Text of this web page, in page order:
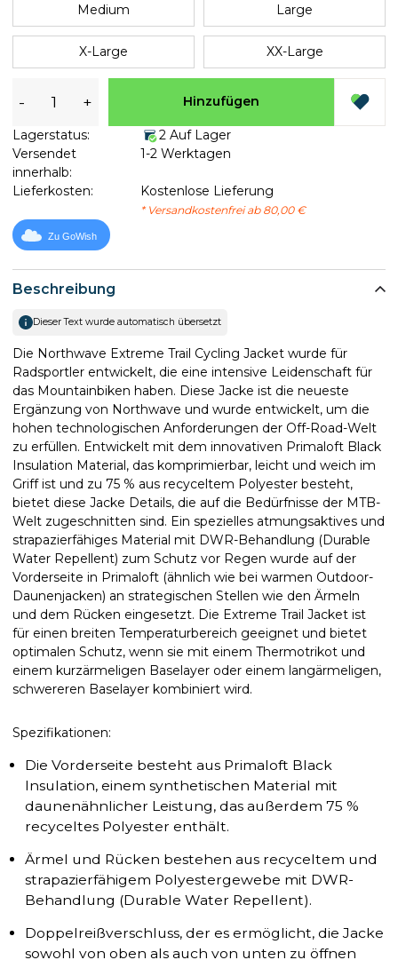
Beschreibung
Dieser Text wurde automatisch übersetzt
Die Northwave Extreme Trail Cycling Jacket wurde für
Radsportler entwickelt, die eine intensive Leidenschaft für
das Mountainbiken haben. Diese Jacke ist die neueste
Ergänzung von Northwave und wurde entwickelt, um die
hohen technologischen Anforderungen der Off-Road-Welt
zu erfüllen. Entwickelt mit dem innovativen Primaloft Black
Insulation Material, das komprimierbar, leicht und weich im
Griff ist und zu 75 % aus recyceltem Polyester besteht,
bietet diese Jacke Details, die auf die Bedürfnisse der MTB-
Welt zugeschnitten sind. Ein spezielles atmungsaktives und
strapazierfähiges Material mit DWR-Behandlung (Durable
Water Repellent) zum Schutz vor Regen wurde auf der
Vorderseite in Primaloft (ähnlich wie bei warmen Outdoor-
Daunenjacken) an strategischen Stellen wie den Ärmeln
und dem Rücken eingesetzt. Die Extreme Trail Jacket ist
für einen breiten Temperaturbereich geeignet und bietet
optimalen Schutz, wenn sie mit einem Thermotrikot und
einem kurzärmeligen Baselayer oder einem langärmeligen,
schwereren Baselayer kombiniert wird.
Spezifikationen:
Die Vorderseite besteht aus Primaloft Black
Insulation, einem synthetischen Material mit
daunenähnlicher Leistung, das außerdem 75 %
recyceltes Polyester enthält.
Ärmel und Rücken bestehen aus recyceltem und
strapazierfähigem Polyestergewebe mit DWR-
Behandlung (Durable Water Repellent).
Doppelreißverschluss, der es ermöglicht, die Jacke
sowohl von oben als auch von unten zu öffnen
Medium Large
X-Large XX-Large
- + Hinzufügen
Lagerstatus:
2 Auf Lager
Versendet
innerhalb:
1-2 Werktagen
Lieferkosten: Kostenlose Lieferung
* Versandkostenfrei ab 80,00 €
Zu GoWish